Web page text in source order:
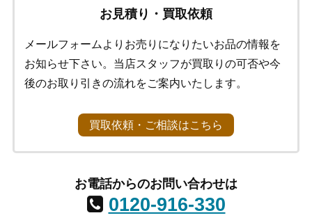
お見積り・買取依頼
メールフォームよりお売りになりたいお品の情報を
お知らせ下さい。当店スタッフが買取りの可否や今
後のお取り引きの流れをご案内いたします。
買取依頼・ご相談はこちら
お電話からのお問い合わせは
0120-916-330